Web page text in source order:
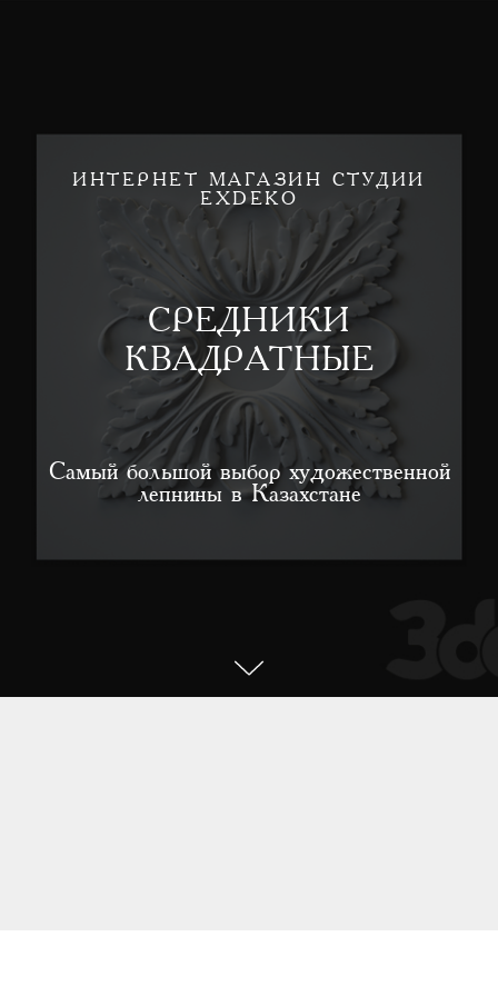
ИНТЕРНЕТ МАГАЗИН СТУДИИ
EXDEKO
СРЕДНИКИ
КВАДРАТНЫЕ
Самый большой выбор художественной
лепнины в Казахстане